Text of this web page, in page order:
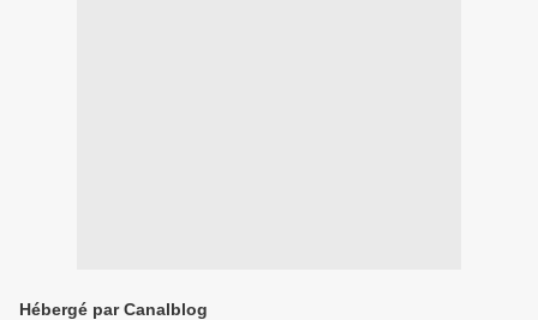
Hébergé par Canalblog